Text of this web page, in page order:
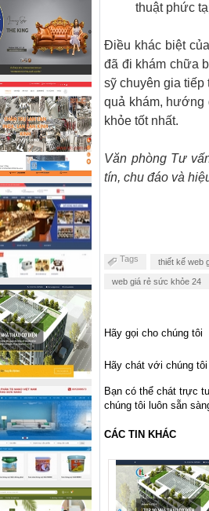
thuật phức
Điều khác biệt của
đã đi khám chữa
sỹ chuyên gia tiếp
quả khám, hướng
khỏe tốt nhất.
Văn phòng Tư
tín, chu đáo và
Tags thiết kế web
web giá rẻ sức khỏe 24
Hãy gọi cho chúng tôi
Hãy chát với chúng tôi
Bạn có thể chát trực
chúng tôi luôn sẵn
CÁC TIN KHÁC